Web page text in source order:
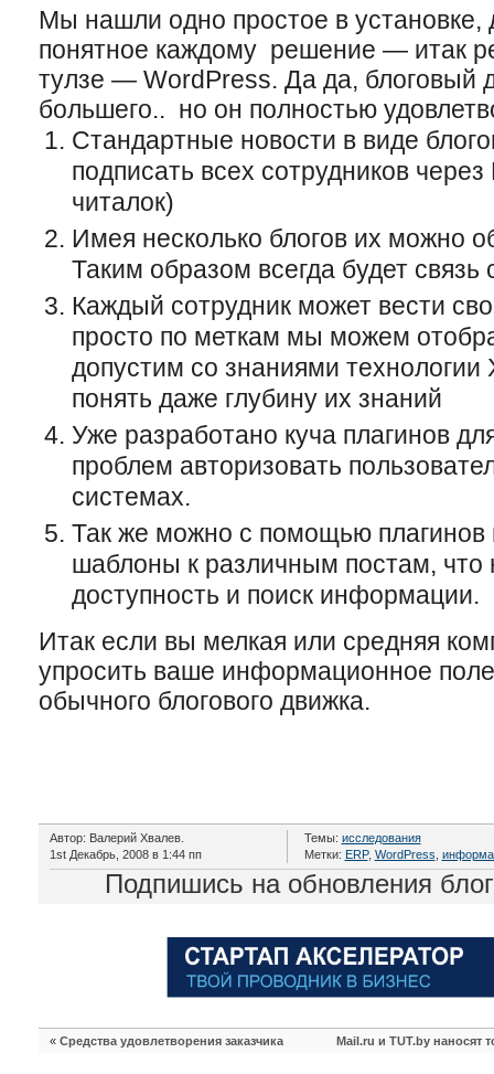
Мы нашли одно простое в установке,
понятное каждому решение — итак
тулзе — WordPress. Да да, блоговый
большего.. но он полностью
Стандартные новости в виде
подписать всех сотрудников
читалок)
Имея несколько блогов их можно
Таким образом всегда будет связь
Каждый сотрудник может вести
просто по меткам мы можем
допустим со знаниями технологии
понять даже глубину их знаний
Уже разработано куча плагинов
проблем авторизовать
системах.
Так же можно с помощью плагинов
шаблоны к различным постам, что
доступность и поиск информации.
Итак если вы мелкая или средняя
упросить ваше информационное
обычного блогового движка.
Автор: Валерий Хвалев.
1st Декабрь, 2008 в 1:44 пп
Темы: исследования
Метки: ERP, WordPress
Подпишись на обновления
« Средства удовлетворения заказчика Mail.ru и TUT.by наносят